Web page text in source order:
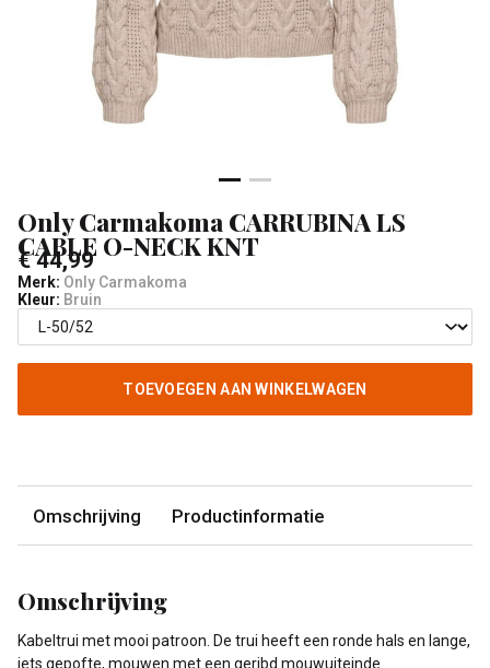
Only Carmakoma CARRUBINA LS
CABLE O-NECK KNT
€ 44,99
Merk: Only Carmakoma
Kleur: Bruin
TOEVOEGEN AAN WINKELWAGEN
Omschrijving Productinformatie
Omschrijving
Kabeltrui met mooi patroon. De trui heeft een ronde hals en lange,
iets gepofte, mouwen met een geribd mouwuiteinde.